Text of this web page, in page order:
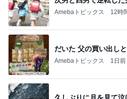
Amebaトピックス 12時
だいた 父の買い出し
Amebaトピックス 1日前
久しぶりに月を見て泣